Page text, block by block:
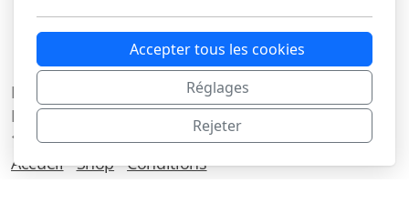
La Vitrine du N Sàrl
Route du Lac 3C
1427 Bonvillars
Accueil Shop Conditions
Accepter tous les cookies
Réglages
Rejeter